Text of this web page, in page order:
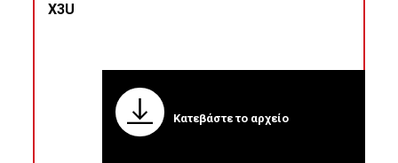
X3U
Κατεβάστε το αρχείο